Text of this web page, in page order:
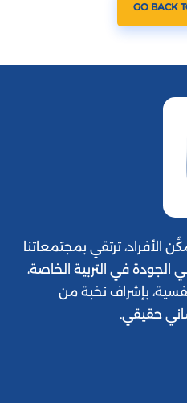
GO BACK
الأفراد، ترتقي بمجتمعاتنا
في التربية الخاصة،
بإشراف نخبة من
حقيقي.